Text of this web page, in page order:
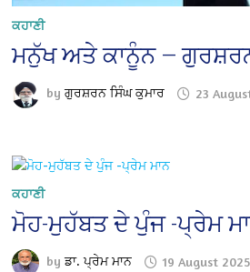
ਕਹਾਣੀ
ਮਨੁੱਖ ਅਤੇ ਕਾਨੂੰਨ —
byਗੁਰਸ਼ਰਨ ਸਿੰਘ ਕੁਮਾਰ 23
ਕਹਾਣੀ
ਮੋਹ-ਮੁਹੱਬਤ ਦੇ ਪੁੰਜ -ਪ੍ਰੇਮ
byਡਾ. ਪ੍ਰੇਮ ਮਾਨ 19 August 2025